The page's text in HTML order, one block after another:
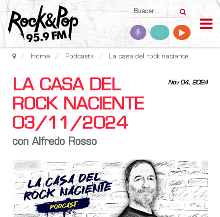
Home Podcasts La casa del rock naciente
Nov 04, 2024
LA CASA DEL
ROCK NACIENTE
03/11/2024
con Alfredo Rosso